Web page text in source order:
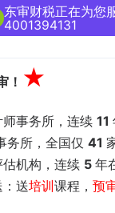
东审财税正在为您
4001394131
！ ★
师事务所，连续11
务所，全国仅41
估机构，连续 5年
：送培训课程，预